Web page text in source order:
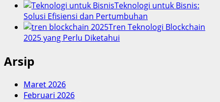
Teknologi untuk Bisnis:
Solusi Efisiensi dan Pertumbuhan
Tren Teknologi Blockchain
2025 yang Perlu Diketahui
Arsip
Maret 2026
Februari 2026